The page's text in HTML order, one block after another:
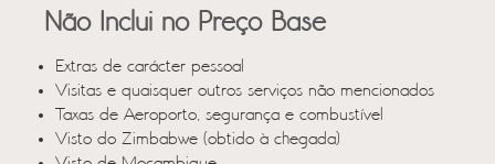
Não Inclui no Preço Base
Extras de carácter pessoal
Visitas e quaisquer outros serviços não mencionados
Taxas de Aeroporto, segurança e combustível
Visto do Zimbabwe (obtido à chegada)